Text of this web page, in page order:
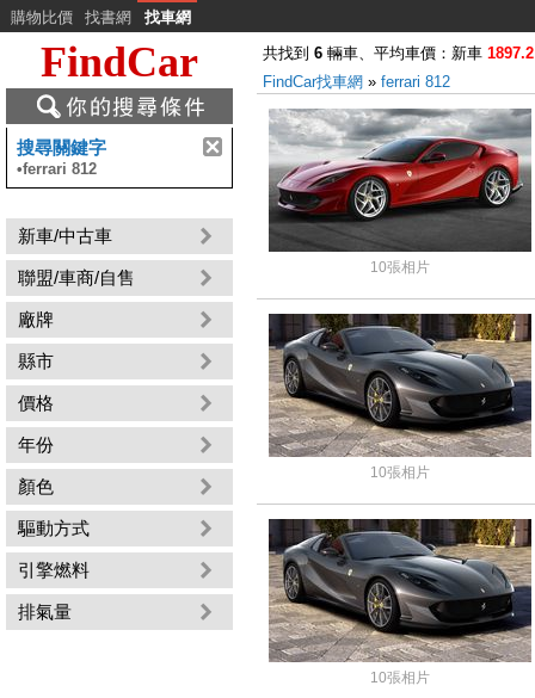
購物比價 找書網 找車網
FindCar
搜尋關鍵字
•ferrari 812
新車/中古車
聯盟/車商/自售
廠牌
縣市
價格
年份
顏色
驅動方式
引擎燃料
排氣量
共找到 6 輛車、平均車價：新車 1897.2
FindCar找車網 » ferrari 812
10張相片
10張相片
10張相片